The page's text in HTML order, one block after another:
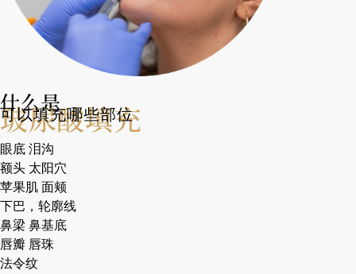
什么是
玻尿酸填充
可以填充哪些部位
眼底 泪沟
额头 太阳穴
苹果肌 面颊
下巴，轮廓线
鼻梁 鼻基底
唇瓣 唇珠
法令纹